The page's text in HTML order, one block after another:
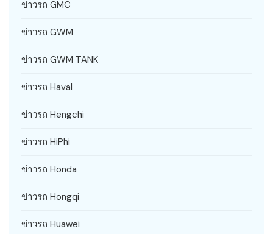
ข่าวรถ GMC
ข่าวรถ GWM
ข่าวรถ GWM TANK
ข่าวรถ Haval
ข่าวรถ Hengchi
ข่าวรถ HiPhi
ข่าวรถ Honda
ข่าวรถ Hongqi
ข่าวรถ Huawei